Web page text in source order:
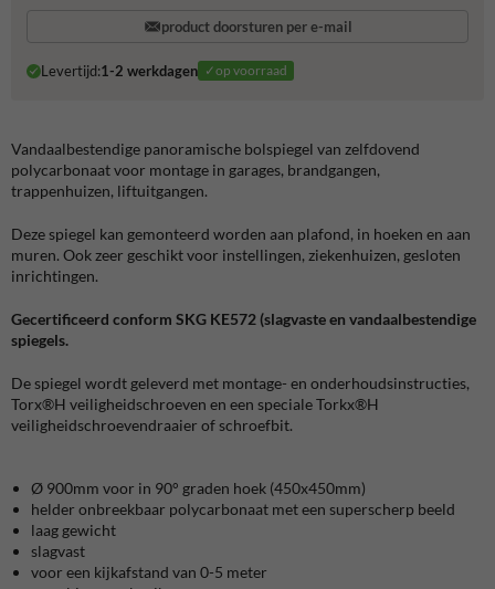
product doorsturen per e-mail
Levertijd:1-2 werkdagen ✓op voorraad
Vandaalbestendige panoramische bolspiegel van zelfdovend
polycarbonaat voor montage in garages, brandgangen,
trappenhuizen, liftuitgangen.
Deze spiegel kan gemonteerd worden aan plafond, in hoeken en aan
muren. Ook zeer geschikt voor instellingen, ziekenhuizen, gesloten
inrichtingen.
Gecertificeerd conform SKG KE572 (slagvaste en vandaalbestendige
spiegels.
De spiegel wordt geleverd met montage- en onderhoudsinstructies,
Torx®H veiligheidschroeven en een speciale Torkx®H
veiligheidschroevendraaier of schroefbit.
Ø 900mm voor in 90° graden hoek (450x450mm)
helder onbreekbaar polycarbonaat met een superscherp beeld
laag gewicht
slagvast
voor een kijkafstand van 0-5 meter